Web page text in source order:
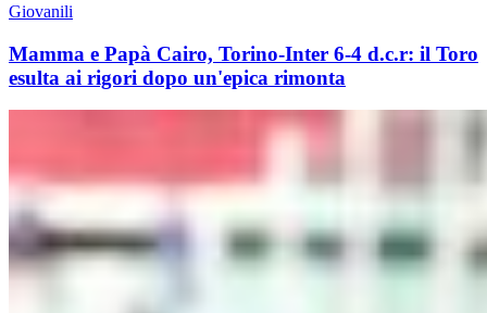
Giovanili
Mamma e Papà Cairo, Torino-Inter 6-4 d.c.r: il Toro
esulta ai rigori dopo un'epica rimonta